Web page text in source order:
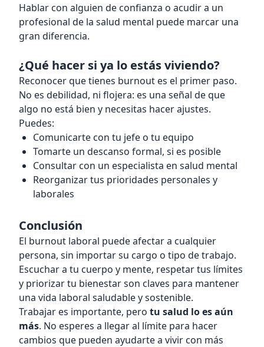
Hablar con alguien de confianza o acudir a un
profesional de la salud mental puede marcar una
gran diferencia.
¿Qué hacer si ya lo estás viviendo?
Reconocer que tienes burnout es el primer paso.
No es debilidad, ni flojera: es una señal de que
algo no está bien y necesitas hacer ajustes.
Puedes:
Comunicarte con tu jefe o tu equipo
Tomarte un descanso formal, si es posible
Consultar con un especialista en salud mental
Reorganizar tus prioridades personales y
laborales
Conclusión
El burnout laboral puede afectar a cualquier
persona, sin importar su cargo o tipo de trabajo.
Escuchar a tu cuerpo y mente, respetar tus límites
y priorizar tu bienestar son claves para mantener
una vida laboral saludable y sostenible.
Trabajar es importante, pero tu salud lo es aún
más. No esperes a llegar al límite para hacer
cambios que pueden ayudarte a vivir con más